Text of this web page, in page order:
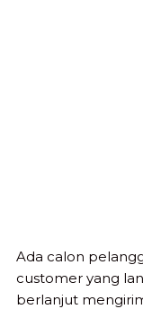
Ada calon
customer yang
berlanjut